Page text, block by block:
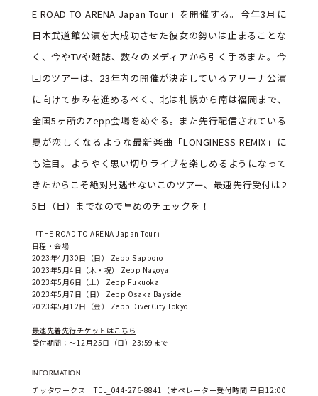
E ROAD TO ARENA Japan Tour」を開催する。今年3月に
日本武道館公演を大成功させた彼女の勢いは止まることな
く、今やTVや雑誌、数々のメディアから引く手あまた。今
回のツアーは、23年内の開催が決定しているアリーナ公演
に向けて歩みを進めるべく、北は札幌から南は福岡まで、
全国5ヶ所のZepp会場をめぐる。また先行配信されている
夏が恋しくなるような最新楽曲「LONGINESS REMIX」に
も注目。ようやく思い切りライブを楽しめるようになって
きたからこそ絶対見逃せないこのツアー、最速先行受付は2
5日（日）までなので早めのチェックを！
「THE ROAD TO ARENA Japan Tour」
日程・会場
2023年4月30日（日） Zepp Sapporo
2023年5月4日（木・祝） Zepp Nagoya
2023年5月6日（土） Zepp Fukuoka
2023年5月7日（日） Zepp Osaka Bayside
2023年5月12日（金） Zepp DiverCity Tokyo
最速先着先行チケットはこちら
受付期間：～12月25日（日）23:59まで
INFORMATION
チッタワークス　TEL_044-276-8841（オペレーター受付時間 平日12:00